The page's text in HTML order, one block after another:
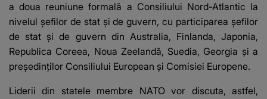
a doua reuniune formală a Consiliului Nord-Atlantic la
nivelul şefilor de stat şi de guvern, cu participarea şefilor
de stat şi de guvern din Australia, Finlanda, Japonia,
Republica Coreea, Noua Zeelandă, Suedia, Georgia şi a
preşedinţilor Consiliului European şi Comisiei Europene.
Liderii din statele membre NATO vor discuta, astfel,